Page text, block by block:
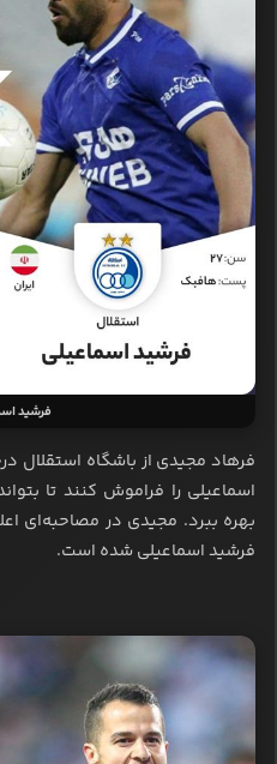
فرشید
فرهاد مجیدی از باشگاه استقلال
اسماعیلی را فراموش کنند تا
بهره ببرد. مجیدی در مصاحبه‌ای
فرشید اسماعیلی شده است.